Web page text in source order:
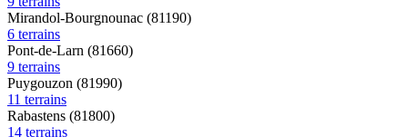
Mirandol-Bourgnounac (81190)
6 terrains
Pont-de-Larn (81660)
9 terrains
Puygouzon (81990)
11 terrains
Rabastens (81800)
14 terrains